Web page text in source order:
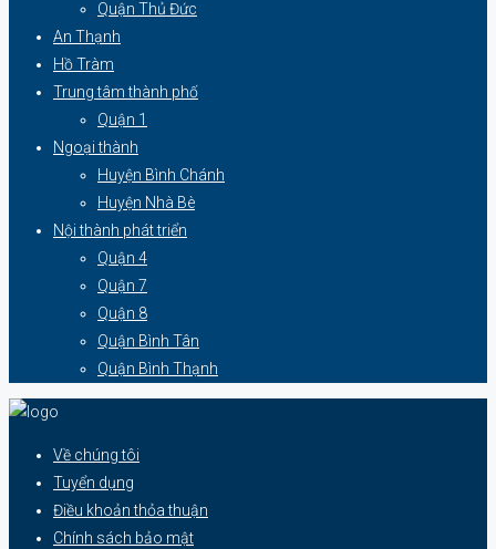
Quận Thủ Đức
An Thạnh
Hồ Tràm
Trung tâm thành phố
Quận 1
Ngoại thành
Huyện Bình Chánh
Huyện Nhà Bè
Nội thành phát triển
Quận 4
Quận 7
Quận 8
Quận Bình Tân
Quận Bình Thạnh
Về chúng tôi
Tuyển dụng
Điều khoản thỏa thuận
Chính sách bảo mật